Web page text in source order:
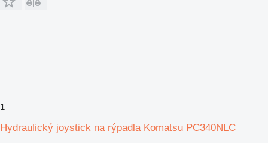
1
Hydraulický joystick na rýpadla Komatsu PC340NLC